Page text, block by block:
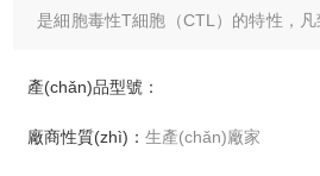
是細胞毒性T細胞（CTL）的特性，
用，它是評價機體細胞免疫水平的一
后和觀察療效的指標(biāo)之一。
產(chǎn)品型號：
廠商性質(zhì)：生產(chǎn)廠家